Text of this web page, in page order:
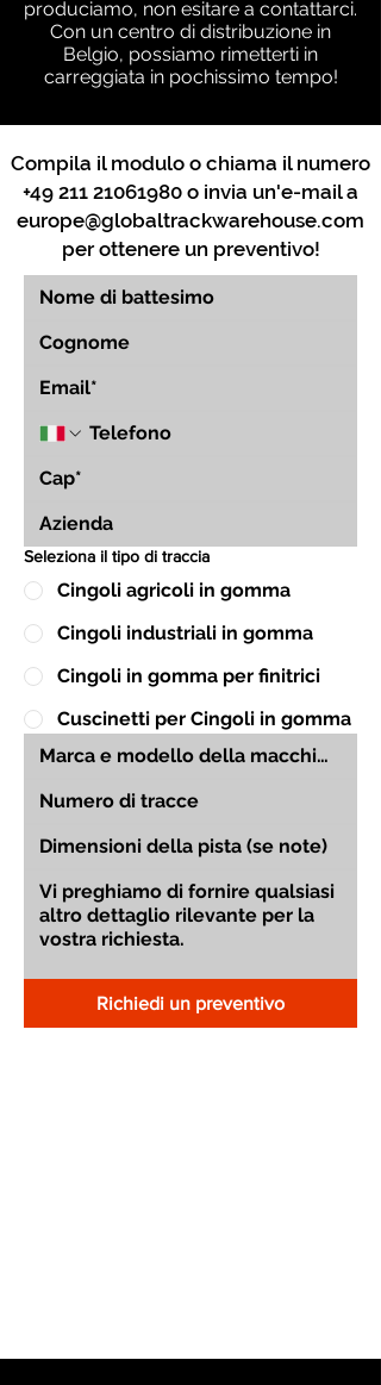
produciamo, non esitare a contattarci.
Con un centro di distribuzione in
Belgio, possiamo rimetterti in
carreggiata in pochissimo tempo!
Compila il modulo o chiama il numero
+49 211 21061980 o invia un'e-mail a
europe@globaltrackwarehouse.com
per ottenere un preventivo!
Seleziona il tipo di traccia
Cingoli agricoli in gomma
Cingoli industriali in gomma
Cingoli in gomma per finitrici
Cuscinetti per Cingoli in gomma
Richiedi un preventivo